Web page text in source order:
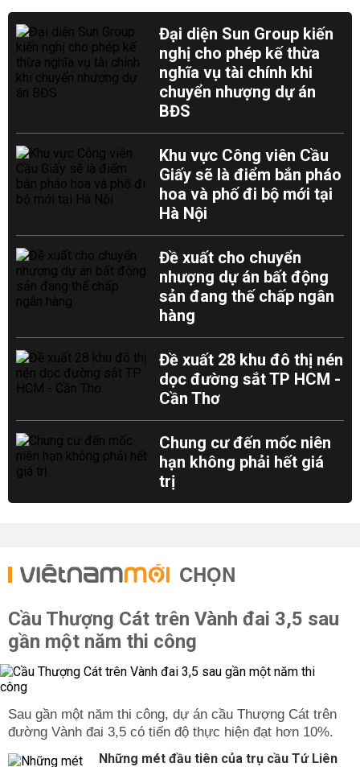
Đại diện Sun Group kiến
nghị cho phép kế thừa
nghĩa vụ tài chính khi
chuyển nhượng dự án
BĐS
Khu vực Công viên Cầu
Giấy sẽ là điểm bắn pháo
hoa và phố đi bộ mới tại
Hà Nội
Đề xuất cho chuyển
nhượng dự án bất động
sản đang thế chấp ngân
hàng
Đề xuất 28 khu đô thị nén
dọc đường sắt TP HCM -
Cần Thơ
Chung cư đến mốc niên
hạn không phải hết giá
trị
CHỌN
Cầu Thượng Cát trên Vành đai 3,5 sau
gần một năm thi công
Sau gần một năm thi công, dự án cầu Thượng Cát trên
đường Vành đai 3,5 có tiến độ thực hiện đạt hơn 10%.
Những mét đầu tiên của trụ cầu Tứ Liên